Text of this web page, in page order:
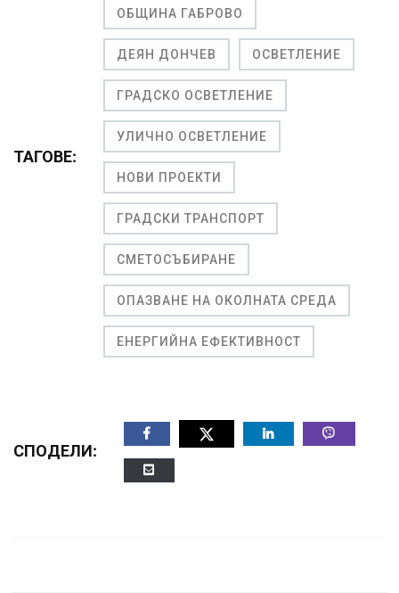
ТАГОВЕ:
ОБЩИНА ГАБРОВО
ДЕЯН ДОНЧЕВ ОСВЕТЛЕНИЕ
ГРАДСКО ОСВЕТЛЕНИЕ
УЛИЧНО ОСВЕТЛЕНИЕ
НОВИ ПРОЕКТИ
ГРАДСКИ ТРАНСПОРТ
СМЕТОСЪБИРАНЕ
ОПАЗВАНЕ НА ОКОЛНАТА СРЕДА
ЕНЕРГИЙНА ЕФЕКТИВНОСТ
СПОДЕЛИ: